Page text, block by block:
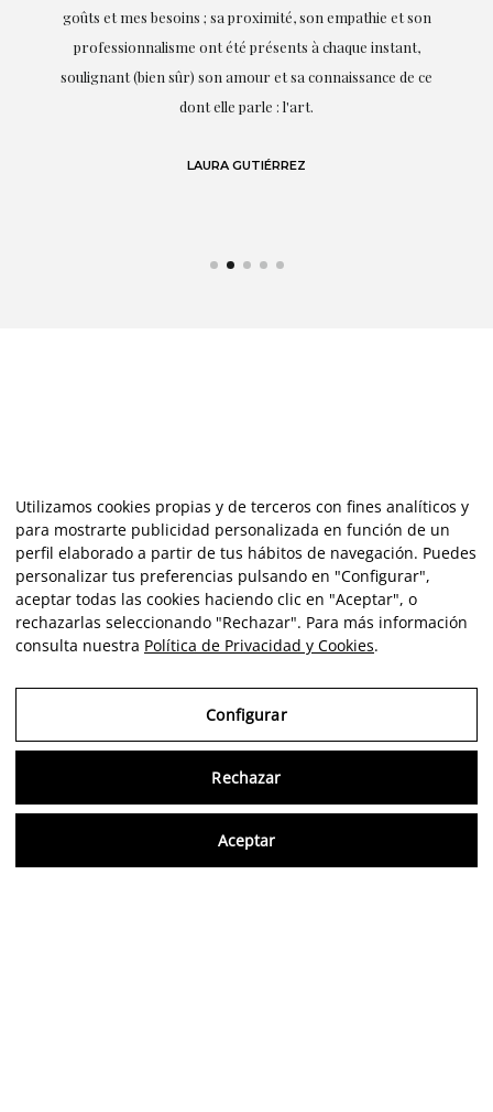
goûts et mes besoins ; sa proximité, son empathie et son
professionnalisme ont été présents à chaque instant,
soulignant (bien sûr) son amour et sa connaissance de ce
dont elle parle : l'art.
LAURA GUTIÉRREZ
Utilizamos cookies propias y de terceros con fines analíticos y
para mostrarte publicidad personalizada en función de un
perfil elaborado a partir de tus hábitos de navegación. Puedes
personalizar tus preferencias pulsando en "Configurar",
aceptar todas las cookies haciendo clic en "Aceptar", o
rechazarlas seleccionando "Rechazar". Para más información
consulta nuestra Política de Privacidad y Cookies.
Configurar
Rechazar
Aceptar